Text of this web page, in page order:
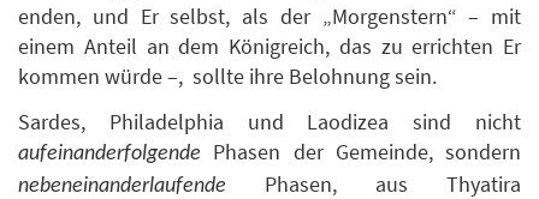
enden, und Er selbst, als der „Morgenstern“ – mit
einem Anteil an dem Königreich, das zu errichten Er
kommen würde –, ­ sollte ihre Belohnung sein.
Sardes, Philadelphia und Laodizea sind nicht
aufeinanderfolgende Phasen der Gemeinde, sondern
nebeneinanderlaufende
Phasen, aus Thyatira